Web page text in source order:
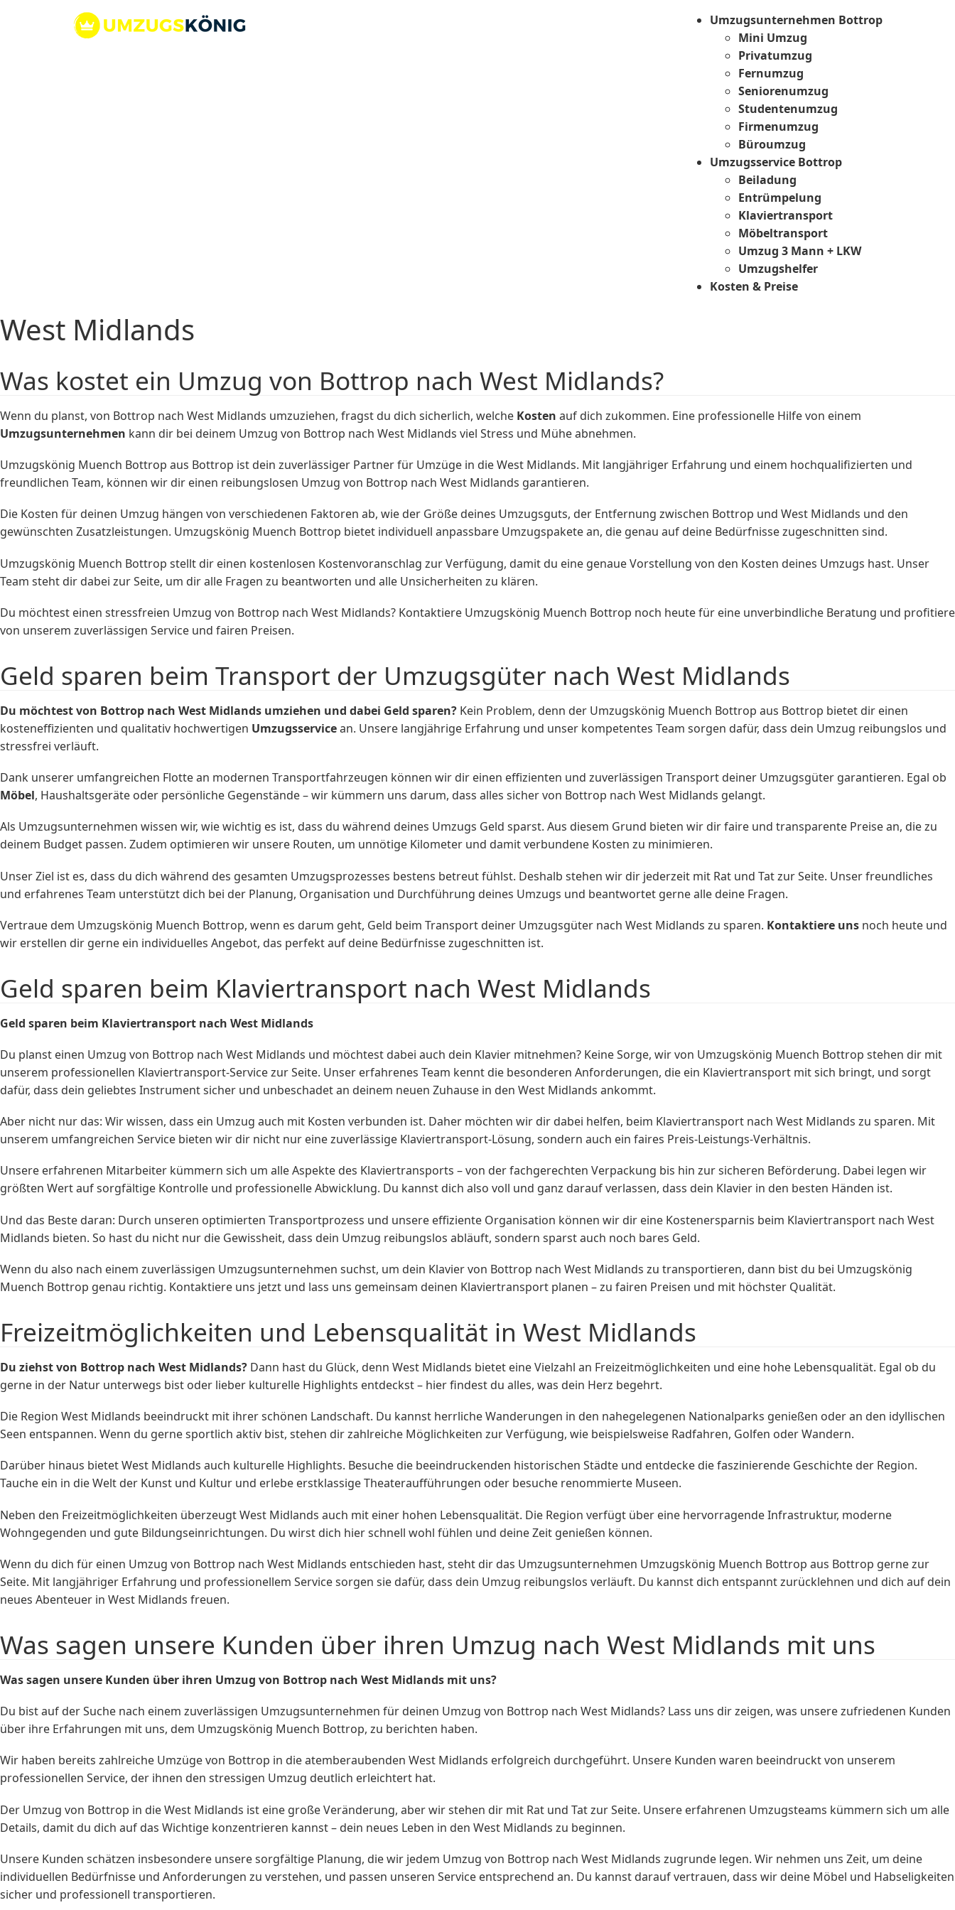
Umzugsunternehmen Bottrop
Mini Umzug
Privatumzug
Fernumzug
Seniorenumzug
Studentenumzug
Firmenumzug
Büroumzug
Umzugsservice Bottrop
Beiladung
Entrümpelung
Klaviertransport
Möbeltransport
Umzug 3 Mann + LKW
Umzugshelfer
Kosten & Preise
West Midlands
Was kostet ein Umzug von Bottrop nach West Midlands?
Wenn du planst, von Bottrop nach West Midlands umzuziehen, fragst du dich sicherlich, welche Kosten auf dich zukommen. Eine professionelle Hilfe von einem
Umzugsunternehmen kann dir bei deinem Umzug von Bottrop nach West Midlands viel Stress und Mühe abnehmen.
Umzugskönig Muench Bottrop aus Bottrop ist dein zuverlässiger Partner für Umzüge in die West Midlands. Mit langjähriger Erfahrung und einem hochqualifizierten und
freundlichen Team, können wir dir einen reibungslosen Umzug von Bottrop nach West Midlands garantieren.
Die Kosten für deinen Umzug hängen von verschiedenen Faktoren ab, wie der Größe deines Umzugsguts, der Entfernung zwischen Bottrop und West Midlands und den
gewünschten Zusatzleistungen. Umzugskönig Muench Bottrop bietet individuell anpassbare Umzugspakete an, die genau auf deine Bedürfnisse zugeschnitten sind.
Umzugskönig Muench Bottrop stellt dir einen kostenlosen Kostenvoranschlag zur Verfügung, damit du eine genaue Vorstellung von den Kosten deines Umzugs hast. Unser
Team steht dir dabei zur Seite, um dir alle Fragen zu beantworten und alle Unsicherheiten zu klären.
Du möchtest einen stressfreien Umzug von Bottrop nach West Midlands? Kontaktiere Umzugskönig Muench Bottrop noch heute für eine unverbindliche Beratung und profitiere
von unserem zuverlässigen Service und fairen Preisen.
Geld sparen beim Transport der Umzugsgüter nach West Midlands
Du möchtest von Bottrop nach West Midlands umziehen und dabei Geld sparen? Kein Problem, denn der Umzugskönig Muench Bottrop aus Bottrop bietet dir einen
kosteneffizienten und qualitativ hochwertigen Umzugsservicean. Unsere langjährige Erfahrung und unser kompetentes Team sorgen dafür, dass dein Umzug reibungslos und
stressfrei verläuft.
Dank unserer umfangreichen Flotte an modernen Transportfahrzeugen können wir dir einen effizienten und zuverlässigen Transport deiner Umzugsgüter garantieren. Egal ob
Möbel, Haushaltsgeräte oder persönliche Gegenstände – wir kümmern uns darum, dass alles sicher von Bottrop nach West Midlands gelangt.
Als Umzugsunternehmen wissen wir, wie wichtig es ist, dass du während deines Umzugs Geld sparst. Aus diesem Grund bieten wir dir faire und transparente Preise an, die zu
deinem Budget passen. Zudem optimieren wir unsere Routen, um unnötige Kilometer und damit verbundene Kosten zu minimieren.
Unser Ziel ist es, dass du dich während des gesamten Umzugsprozesses bestens betreut fühlst. Deshalb stehen wir dir jederzeit mit Rat und Tat zur Seite. Unser freundliches
und erfahrenes Team unterstützt dich bei der Planung, Organisation und Durchführung deines Umzugs und beantwortet gerne alle deine Fragen.
Vertraue dem Umzugskönig Muench Bottrop, wenn es darum geht, Geld beim Transport deiner Umzugsgüter nach West Midlands zu sparen. Kontaktiere uns noch heute und
wir erstellen dir gerne ein individuelles Angebot, das perfekt auf deine Bedürfnisse zugeschnitten ist.
Geld sparen beim Klaviertransport nach West Midlands
Geld sparen beim Klaviertransport nach West Midlands
Du planst einen Umzug von Bottrop nach West Midlands und möchtest dabei auch dein Klavier mitnehmen? Keine Sorge, wir von Umzugskönig Muench Bottrop stehen dir mit
unserem professionellen Klaviertransport-Service zur Seite. Unser erfahrenes Team kennt die besonderen Anforderungen, die ein Klaviertransport mit sich bringt, und sorgt
dafür, dass dein geliebtes Instrument sicher und unbeschadet an deinem neuen Zuhause in den West Midlands ankommt.
Aber nicht nur das: Wir wissen, dass ein Umzug auch mit Kosten verbunden ist. Daher möchten wir dir dabei helfen, beim Klaviertransport nach West Midlands zu sparen. Mit
unserem umfangreichen Service bieten wir dir nicht nur eine zuverlässige Klaviertransport-Lösung, sondern auch ein faires Preis-Leistungs-Verhältnis.
Unsere erfahrenen Mitarbeiter kümmern sich um alle Aspekte des Klaviertransports – von der fachgerechten Verpackung bis hin zur sicheren Beförderung. Dabei legen wir
größten Wert auf sorgfältige Kontrolle und professionelle Abwicklung. Du kannst dich also voll und ganz darauf verlassen, dass dein Klavier in den besten Händen ist.
Und das Beste daran: Durch unseren optimierten Transportprozess und unsere effiziente Organisation können wir dir eine Kostenersparnis beim Klaviertransport nach West
Midlands bieten. So hast du nicht nur die Gewissheit, dass dein Umzug reibungslos abläuft, sondern sparst auch noch bares Geld.
Wenn du also nach einem zuverlässigen Umzugsunternehmen suchst, um dein Klavier von Bottrop nach West Midlands zu transportieren, dann bist du bei Umzugskönig
Muench Bottrop genau richtig. Kontaktiere uns jetzt und lass uns gemeinsam deinen Klaviertransport planen – zu fairen Preisen und mit höchster Qualität.
Freizeitmöglichkeiten und Lebensqualität in West Midlands
Du ziehst von Bottrop nach West Midlands? Dann hast du Glück, denn West Midlands bietet eine Vielzahl an Freizeitmöglichkeiten und eine hohe Lebensqualität. Egal ob du
gerne in der Natur unterwegs bist oder lieber kulturelle Highlights entdeckst – hier findest du alles, was dein Herz begehrt.
Die Region West Midlands beeindruckt mit ihrer schönen Landschaft. Du kannst herrliche Wanderungen in den nahegelegenen Nationalparks genießen oder an den idyllischen
Seen entspannen. Wenn du gerne sportlich aktiv bist, stehen dir zahlreiche Möglichkeiten zur Verfügung, wie beispielsweise Radfahren, Golfen oder Wandern.
Darüber hinaus bietet West Midlands auch kulturelle Highlights. Besuche die beeindruckenden historischen Städte und entdecke die faszinierende Geschichte der Region.
Tauche ein in die Welt der Kunst und Kultur und erlebe erstklassige Theateraufführungen oder besuche renommierte Museen.
Neben den Freizeitmöglichkeiten überzeugt West Midlands auch mit einer hohen Lebensqualität. Die Region verfügt über eine hervorragende Infrastruktur, moderne
Wohngegenden und gute Bildungseinrichtungen. Du wirst dich hier schnell wohl fühlen und deine Zeit genießen können.
Wenn du dich für einen Umzug von Bottrop nach West Midlands entschieden hast, steht dir das Umzugsunternehmen Umzugskönig Muench Bottrop aus Bottrop gerne zur
Seite. Mit langjähriger Erfahrung und professionellem Service sorgen sie dafür, dass dein Umzug reibungslos verläuft. Du kannst dich entspannt zurücklehnen und dich auf dein
neues Abenteuer in West Midlands freuen.
Was sagen unsere Kunden über ihren Umzug nach West Midlands mit uns
Was sagen unsere Kunden über ihren Umzug von Bottrop nach West Midlands mit uns?
Du bist auf der Suche nach einem zuverlässigen Umzugsunternehmen für deinen Umzug von Bottrop nach West Midlands? Lass uns dir zeigen, was unsere zufriedenen Kunden
über ihre Erfahrungen mit uns, dem Umzugskönig Muench Bottrop, zu berichten haben.
Wir haben bereits zahlreiche Umzüge von Bottrop in die atemberaubenden West Midlands erfolgreich durchgeführt. Unsere Kunden waren beeindruckt von unserem
professionellen Service, der ihnen den stressigen Umzug deutlich erleichtert hat.
Der Umzug von Bottrop in die West Midlands ist eine große Veränderung, aber wir stehen dir mit Rat und Tat zur Seite. Unsere erfahrenen Umzugsteams kümmern sich um alle
Details, damit du dich auf das Wichtige konzentrieren kannst – dein neues Leben in den West Midlands zu beginnen.
Unsere Kunden schätzen insbesondere unsere sorgfältige Planung, die wir jedem Umzug von Bottrop nach West Midlands zugrunde legen. Wir nehmen uns Zeit, um deine
individuellen Bedürfnisse und Anforderungen zu verstehen, und passen unseren Service entsprechend an. Du kannst darauf vertrauen, dass wir deine Möbel und Habseligkeiten
sicher und professionell transportieren.